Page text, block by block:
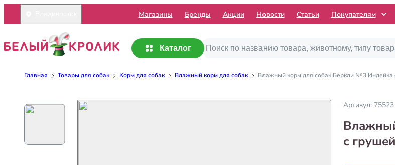
Mагазины Бренды Акции Новости Статьи Покупателям
Каталог
Главная Товары для собак Корм для собак Влажный корм для собак Влажный корм для собак Беркли № 3 Индейка
Артикул: 75523
с